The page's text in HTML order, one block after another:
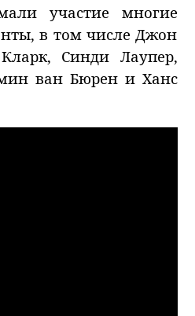
участие многие
в том числе Джон
Синди Лаупер,
ван Бюрен и Ханс